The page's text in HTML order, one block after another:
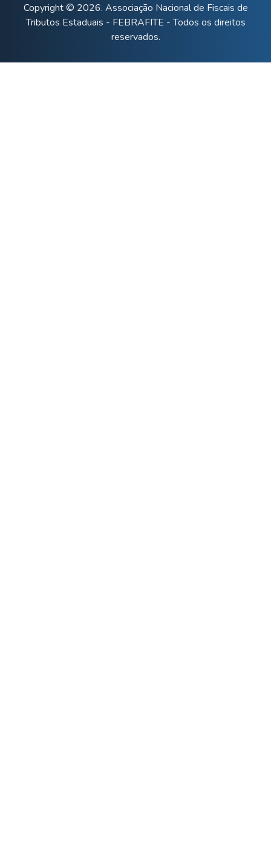
Copyright © 2026. Associação Nacional de Fiscais de
Tributos Estaduais - FEBRAFITE - Todos os direitos
reservados.